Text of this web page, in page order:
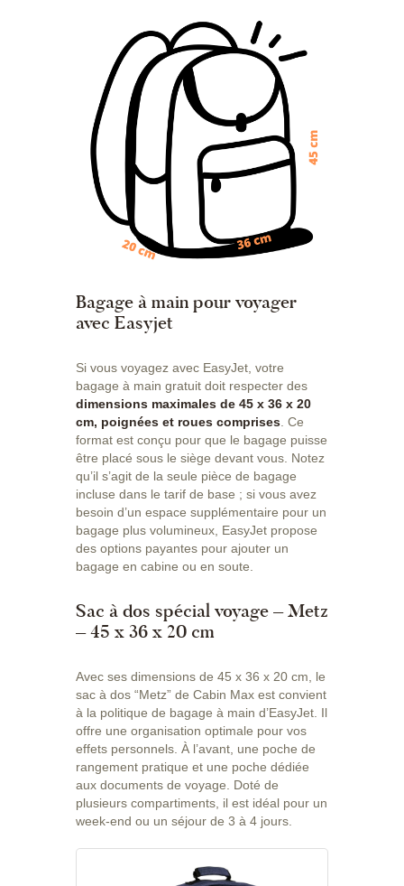
Bagage à main pour voyager
avec Easyjet
Si vous voyagez avec EasyJet, votre
bagage à main gratuit doit respecter des
dimensions maximales de 45 x 36 x 20
cm, poignées et roues comprises. Ce
format est conçu pour que le bagage puisse
être placé sous le siège devant vous. Notez
qu’il s’agit de la seule pièce de bagage
incluse dans le tarif de base ; si vous avez
besoin d’un espace supplémentaire pour un
bagage plus volumineux, EasyJet propose
des options payantes pour ajouter un
bagage en cabine ou en soute.
Sac à dos spécial voyage – Metz
– 45 x 36 x 20 cm
Avec ses dimensions de 45 x 36 x 20 cm, le
sac à dos “Metz” de Cabin Max est convient
à la politique de bagage à main d’EasyJet. Il
offre une organisation optimale pour vos
effets personnels. À l’avant, une poche de
rangement pratique et une poche dédiée
aux documents de voyage. Doté de
plusieurs compartiments, il est idéal pour un
week-end ou un séjour de 3 à 4 jours.